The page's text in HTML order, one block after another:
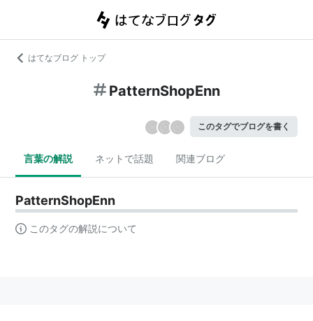
はてなブログ トップ
PatternShopEnn
このタグでブログを書く
言葉の解説 ネットで話題 関連ブログ
PatternShopEnn
このタグの解説について